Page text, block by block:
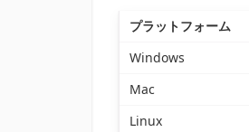
プラットフォーム
Windows
Mac
Linux